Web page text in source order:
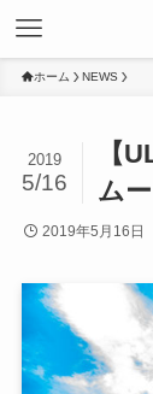
ホーム NEWS
【
ム
2019
5/16
2019年5月16日